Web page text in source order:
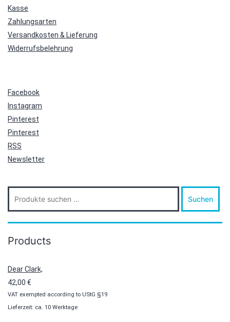
Kasse
Zahlungsarten
Versandkosten & Lieferung
Widerrufsbelehrung
Facebook
Instagram
Pinterest
Pinterest
RSS
Newsletter
nach:
Suchen
Products
Dear Clark,
42,00 €
VAT exempted according to UStG §19
Lieferzeit: ca. 10 Werktage